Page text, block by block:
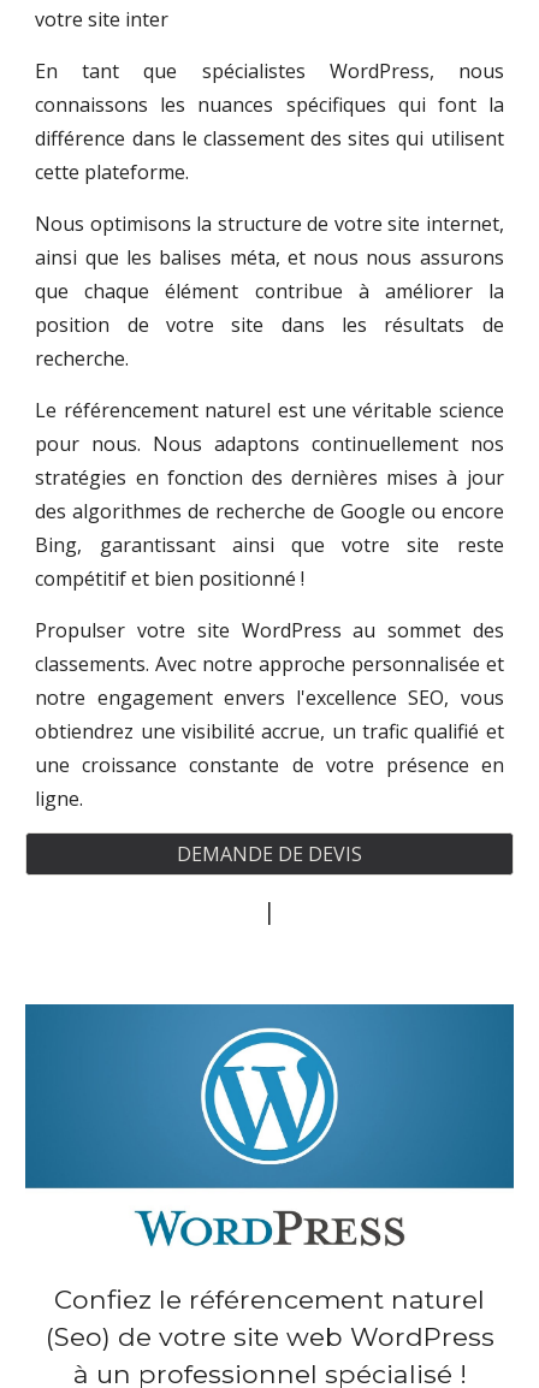
votre site inter
En tant que spécialistes WordPress, nous
connaissons les nuances spécifiques qui font la
différence dans le classement des sites qui utilisent
cette plateforme.
Nous optimisons la structure de votre site internet,
ainsi que les balises méta, et nous nous assurons
que chaque élément contribue à améliorer la
position de votre site dans les résultats de
recherche.
Le référencement naturel est une véritable science
pour nous. Nous adaptons continuellement nos
stratégies en fonction des dernières mises à jour
des algorithmes de recherche de Google ou encore
Bing, garantissant ainsi que votre site reste
compétitif et bien positionné !
Propulser votre site WordPress au sommet des
classements. Avec notre approche personnalisée et
notre engagement envers l'excellence SEO, vous
obtiendrez une visibilité accrue, un trafic qualifié et
une croissance constante de votre présence en
ligne.
DEMANDE DE DEVIS
|
Confiez le référencement naturel
(Seo) de votre site web WordPress
à un professionnel spécialisé !